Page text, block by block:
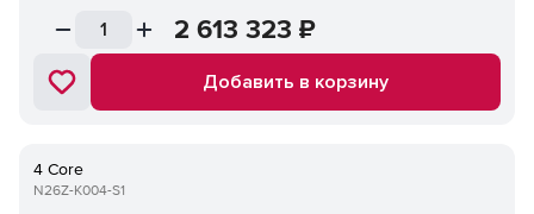
2 613 323 ₽
Добавить в корзину
4 Core
N26Z-K004-S1